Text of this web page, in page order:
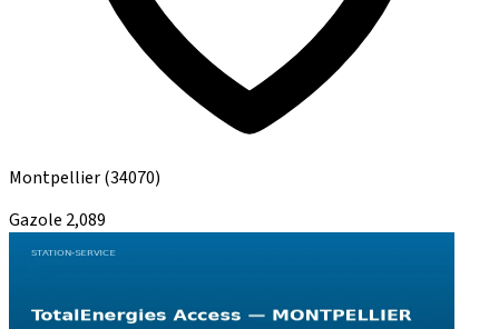
Montpellier(34070)
Gazole 2,089